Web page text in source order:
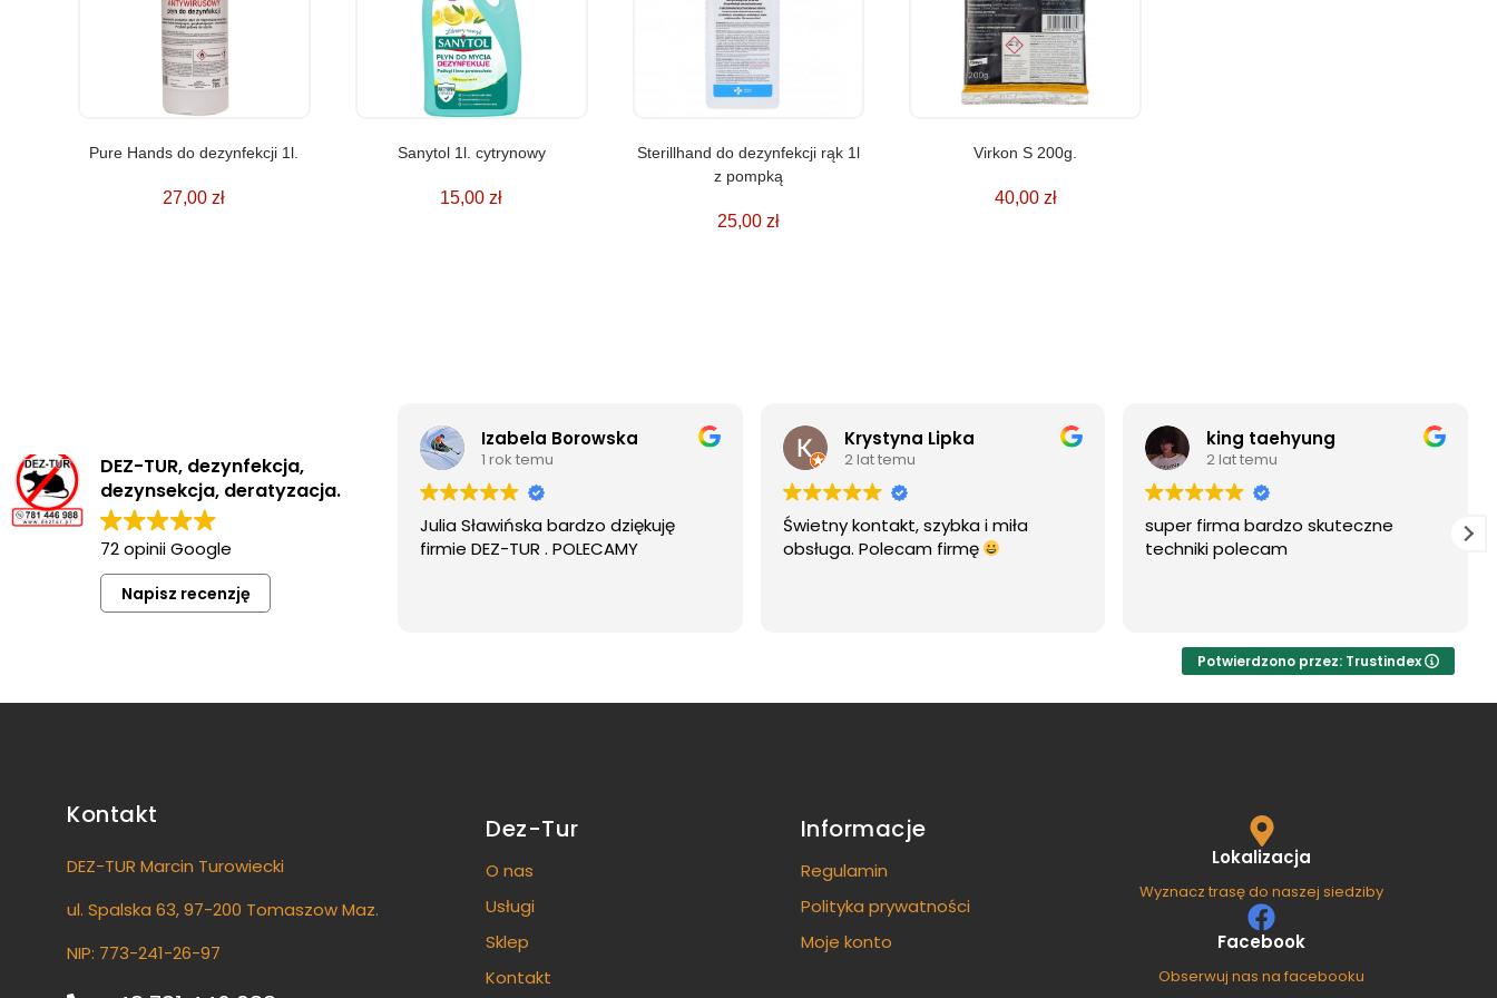
Pure Hands do dezynfekcji 1l.
27,00zł
Sanytol 1l. cytrynowy
15,00zł
Sterillhand do dezynfekcji rąk 1l
z pompką
25,00 zł
Virkon S 200g.
40,00 zł
DEZ-TUR, dezynfekcja,
dezynsekcja, deratyzacja.
72 opinii Google
Napisz recenzję
Izabela Borowska
1 rok temu
Julia Sławińska bardzo dziękuję
firmie DEZ-TUR . POLECAMY
Krystyna Lipka
2 lat temu
Świetny kontakt, szybka i miła
obsługa. Polecam firmę
king taehyung
2 lat temu
super firma bardzo skuteczne
techniki polecam
Potwierdzono przez: Trustindex
Kontakt
DEZ-TUR Marcin Turowiecki
ul. Spalska 63, 97-200 Tomaszow Maz.
NIP: 773-241-26-97
Dez-Tur
O nas
Usługi
Sklep
Kontakt
Informacje
Regulamin
Polityka prywatności
Moje konto
Lokalizacja
Wyznacz trasę do naszej siedziby
Facebook
Obserwuj nas na facebooku